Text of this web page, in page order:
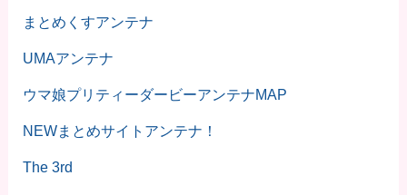
まとめくすアンテナ
UMAアンテナ
ウマ娘プリティーダービーアンテナMAP
NEWまとめサイトアンテナ！
The 3rd